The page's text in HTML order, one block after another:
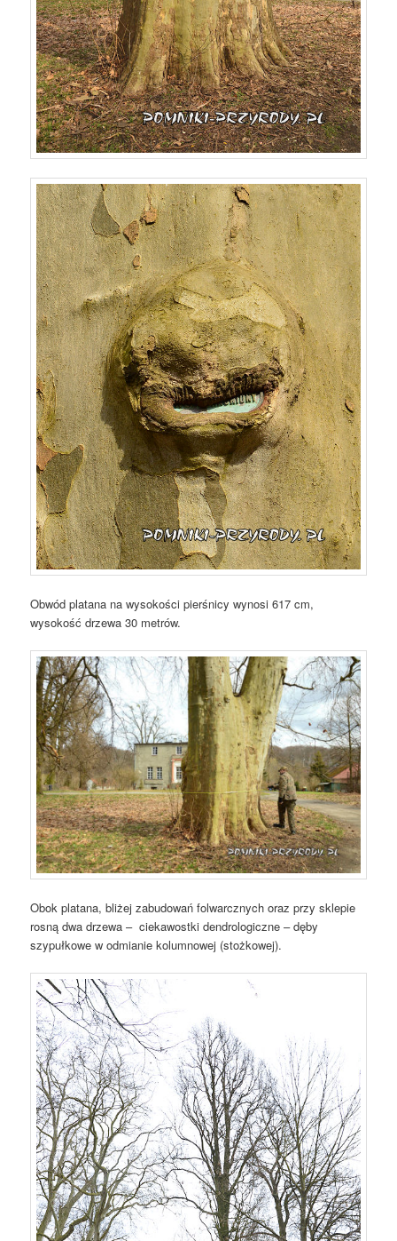
Obwód platana na wysokości pierśnicy wynosi 617 cm,
wysokość drzewa 30 metrów.
Obok platana, bliżej zabudowań folwarcznych oraz przy sklepie
rosną dwa drzewa – ciekawostki dendrologiczne – dęby
szypułkowe w odmianie kolumnowej (stożkowej).